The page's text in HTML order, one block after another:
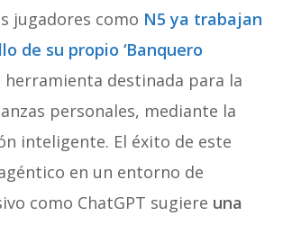
jugadores como N5 ya trabajan
de su propio ‘Banquero
herramienta destinada para la
personales, mediante la
inteligente. El éxito de este
en un entorno de
como ChatGPT sugiere una